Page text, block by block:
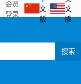
会员
登录
文
版
文
版
搜索